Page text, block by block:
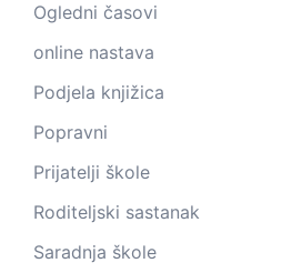
Ogledni časovi
online nastava
Podjela knjižica
Popravni
Prijatelji škole
Roditeljski sastanak
Saradnja škole